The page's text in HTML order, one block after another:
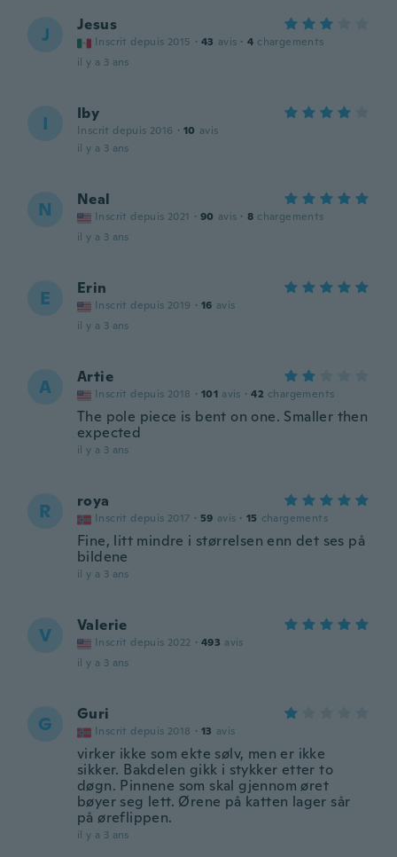
J Jesus
Inscrit depuis 2015 · 43 avis · 4 chargements
il y a 3 ans
I Iby
Inscrit depuis 2016 · 10 avis
il y a 3 ans
N Neal
Inscrit depuis 2021 · 90 avis · 8 chargements
il y a 3 ans
E Erin
Inscrit depuis 2019 · 16 avis
il y a 3 ans
A Artie
Inscrit depuis 2018 · 101 avis · 42 chargements
The pole piece is bent on one. Smaller then
expected
il y a 3 ans
R roya
Inscrit depuis 2017 · 59 avis · 15 chargements
Fine, litt mindre i størrelsen enn det ses på
bildene
il y a 3 ans
V Valerie
Inscrit depuis 2022 · 493 avis
il y a 3 ans
G Guri
Inscrit depuis 2018 · 13 avis
virker ikke som ekte sølv, men er ikke
sikker. Bakdelen gikk i stykker etter to
døgn. Pinnene som skal gjennom øret
bøyer seg lett. Ørene på katten lager sår
på øreflippen.
il y a 3 ans